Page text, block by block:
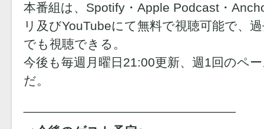
本番組は、Spotify・Apple Podcast・
リ及びYouTubeにて無料で視聴可能で、
でも視聴できる。
今後も毎週月曜日21:00更新、週1回のペ
だ。